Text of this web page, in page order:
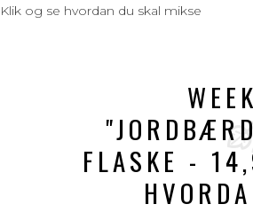
og se hvordan du skal mikse
FLASKE -